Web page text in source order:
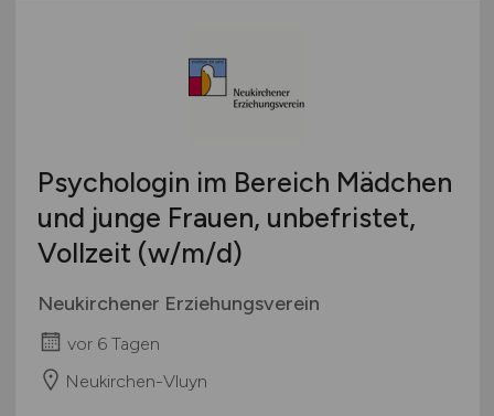
Psychologin im Bereich Mädchen
und junge Frauen, unbefristet,
Vollzeit (w/m/d)
Neukirchener Erziehungsverein
vor 6 Tagen
Neukirchen-Vluyn